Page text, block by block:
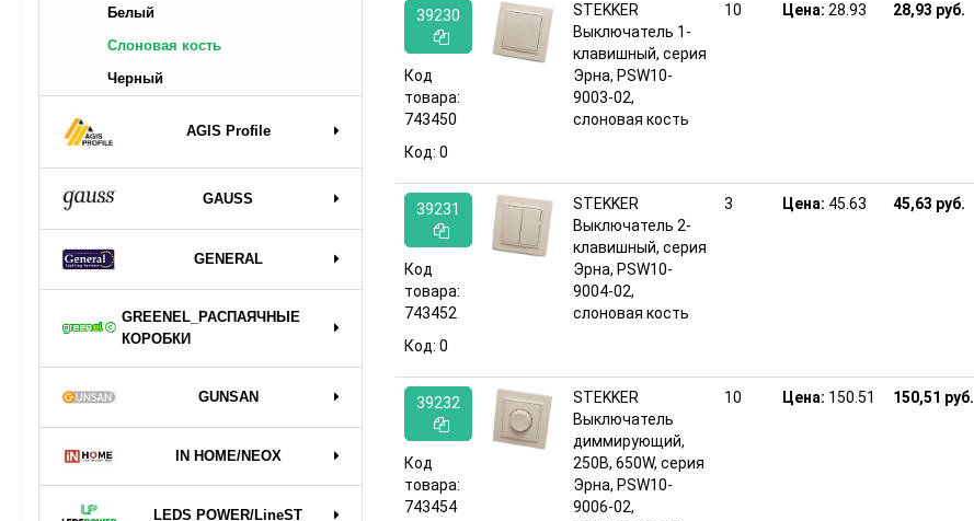
Белый
Слоновая кость
Черный
AGIS Profile
GAUSS
GENERAL
GREENEL_РАСПАЯЧНЫЕ
КОРОБКИ
GUNSAN
IN HOME/NEOX
LEDS POWER/LineST
39230
Код
товара:
743450
Код: 0
STEKKER
Выключатель 1-
клавишный, серия
Эрна, PSW10-
9003-02,
слоновая кость
10 Цена: 28.93 28,93 руб.
39231
Код
товара:
743452
Код: 0
STEKKER
Выключатель 2-
клавишный, серия
Эрна, PSW10-
9004-02,
слоновая кость
3 Цена: 45.63 45,63 руб.
39232
Код
товара:
743454
STEKKER
Выключатель
диммирующий,
250В, 650W, серия
Эрна, PSW10-
9006-02,
10 Цена: 150.51 150,51 руб.